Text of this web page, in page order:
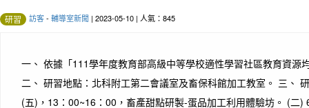
研習 訪客- 輔導室新聞 | 2023-05-10 | 人氣：845
一、 依據「111學年度教育部高級中等學校適性學習社區教育資源
二、 研習地點：北科附工第二會議室及畜保科館加工教室。 三、
(五)，13：00~16：00，畜產甜點研製-蛋品加工利用體驗坊。 (二)